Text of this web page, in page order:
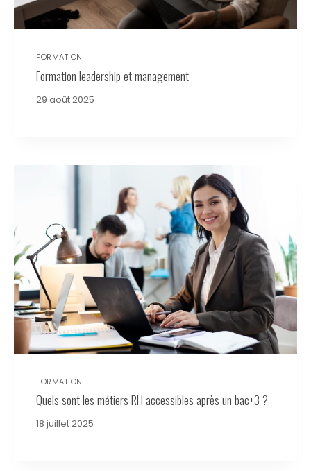
FORMATION
Formation leadership et management
29 août 2025
FORMATION
Quels sont les métiers RH accessibles après un bac+3 ?
18 juillet 2025